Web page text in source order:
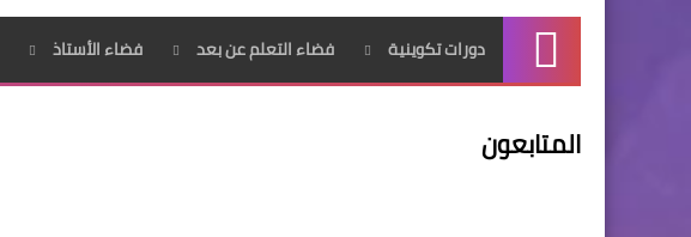
الرئيسية
دورات تكوينية فضاء التعلم عن بعد فضاء الأستاذ
المتابعون